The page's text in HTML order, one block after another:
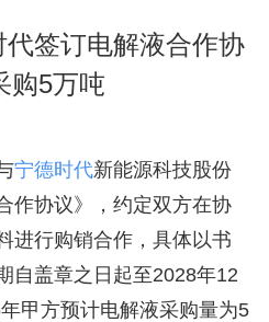
签订电解液合作协
购5万吨
宁德时代新能源科技股份
作协议》，约定双方在协
进行购销合作，具体以书
自盖章之日起至2028年12
甲方预计电解液采购量为5